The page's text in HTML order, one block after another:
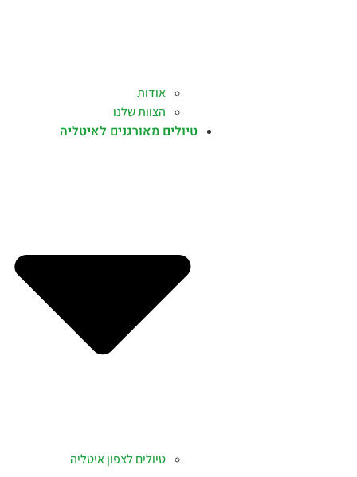
אודות
הצוות שלנו
טיולים מאורגנים לאיטליה
טיולים לצפון איטליה